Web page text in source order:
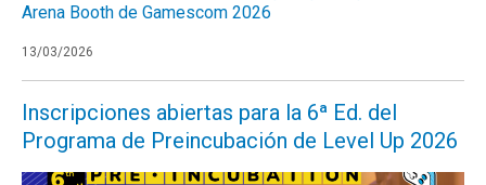
13/03/2026
Inscripciones abiertas para la 6ª Ed. del
Programa de Preincubación de Level Up 2026